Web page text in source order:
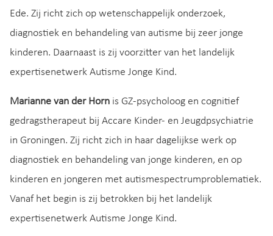
Ede. Zij richt zich op wetenschappelijk onderzoek,
diagnostiek en behandeling van autisme bij zeer jonge
kinderen. Daarnaast is zij voorzitter van het landelijk
expertisenetwerk Autisme Jonge Kind.
Marianne van der Horn is GZ-psycholoog en cognitief
gedragstherapeut bij Accare Kinder- en Jeugdpsychiatrie
in Groningen. Zij richt zich in haar dagelijkse werk op
diagnostiek en behandeling van jonge kinderen, en op
kinderen en jongeren met autismespectrumproblematiek.
Vanaf het begin is zij betrokken bij het landelijk
expertisenetwerk Autisme Jonge Kind.